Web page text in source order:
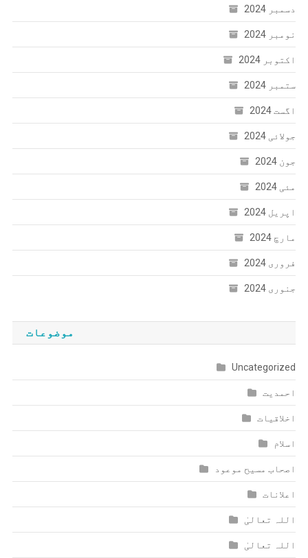
دسمبر 2024
نومبر 2024
اکتوبر 2024
ستمبر 2024
اگست 2024
جولائی 2024
جون 2024
مئی 2024
اپریل 2024
مارچ 2024
فروری 2024
جنوری 2024
موضوعات
Uncategorized
احمدیت
اخلاقیات
اسلام
اصحاب مسیح موعود
اعلانات
اللہ تعالیٰ
اللہ تعالیٰ